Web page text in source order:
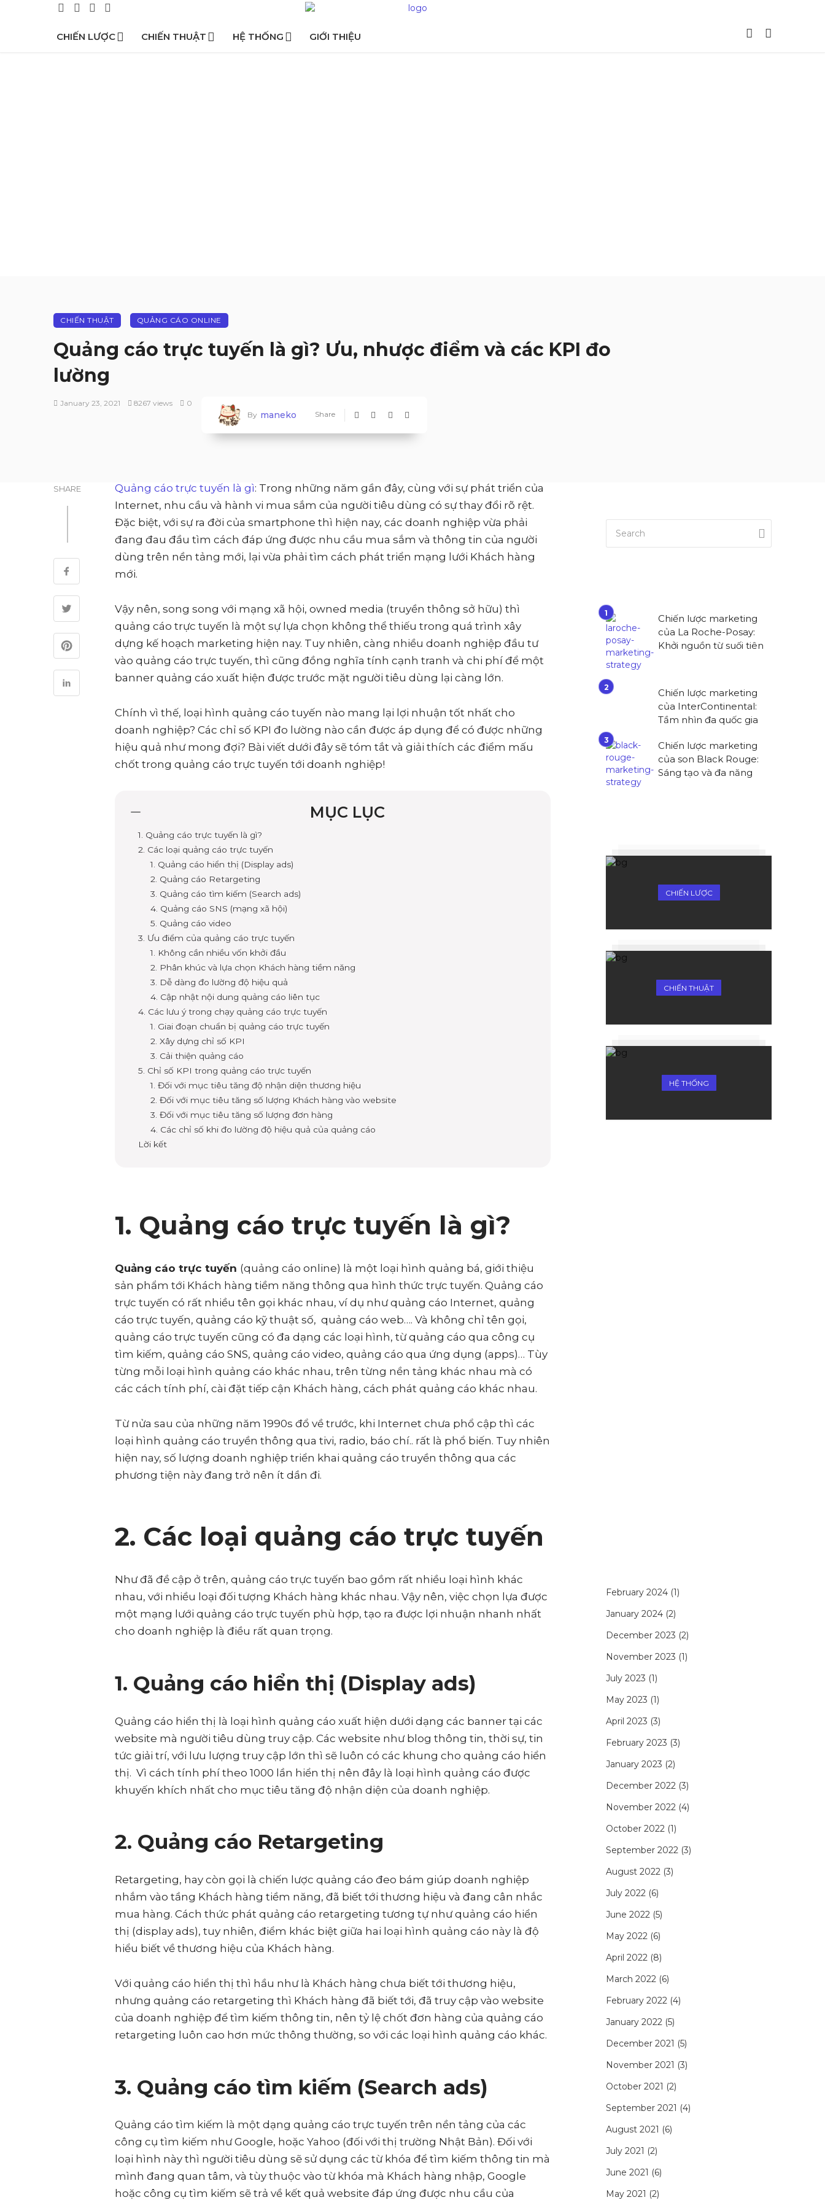
CHIẾN LƯỢC CHIẾN THUẬT HỆ THỐNG GIỚI THIỆU
CHIẾN THUẬT QUẢNG CÁO ONLINE
Quảng cáo trực tuyến là gì? Ưu, nhược điểm và các KPI đo
lường
January 23, 2021 8267 views
0
By maneko Share
SHARE Quảng cáo trực tuyến là gì: Trong những năm gần đây, cùng với sự phát triển của
Internet, nhu cầu và hành vi mua sắm của người tiêu dùng có sự thay đổi rõ rệt.
Đặc biệt, với sự ra đời của smartphone thì hiện nay, các doanh nghiệp vừa phải
đang đau đầu tìm cách đáp ứng được nhu cầu mua sắm và thông tin của người
dùng trên nền tảng mới, lại vừa phải tìm cách phát triển mạng lưới Khách hàng
mới.
Vậy nên, song song với mạng xã hội, owned media (truyền thông sở hữu) thì
quảng cáo trực tuyến là một sự lựa chọn không thể thiếu trong quá trình xây
dựng kế hoạch marketing hiện nay. Tuy nhiên, càng nhiều doanh nghiệp đầu tư
vào quảng cáo trực tuyến, thì cũng đồng nghĩa tính cạnh tranh và chi phí để một
banner quảng cáo xuất hiện được trước mặt người tiêu dùng lại càng lớn.
Chính vì thế, loại hình quảng cáo tuyến nào mang lại lợi nhuận tốt nhất cho
doanh nghiệp? Các chỉ số KPI đo lường nào cần được áp dụng để có được những
hiệu quả như mong đợi? Bài viết dưới đây sẽ tóm tắt và giải thích các điểm mấu
chốt trong quảng cáo trực tuyến tới doanh nghiệp!
MỤC LỤC
1. Quảng cáo trực tuyến là gì?
2. Các loại quảng cáo trực tuyến
1. Quảng cáo hiển thị (Display ads)
2. Quảng cáo Retargeting
3. Quảng cáo tìm kiếm (Search ads)
4. Quảng cáo SNS (mạng xã hội)
5. Quảng cáo video
3. Ưu điểm của quảng cáo trực tuyến
1. Không cần nhiều vốn khởi đầu
2. Phân khúc và lựa chọn Khách hàng tiềm năng
3. Dễ dàng đo lường độ hiệu quả
4. Cập nhật nội dung quảng cáo liên tục
4. Các lưu ý trong chạy quảng cáo trực tuyến
1. Giai đoạn chuẩn bị quảng cáo trực tuyến
2. Xây dựng chỉ số KPI
3. Cải thiện quảng cáo
5. Chỉ số KPI trong quảng cáo trực tuyến
1. Đối với mục tiêu tăng độ nhận diện thương hiệu
2. Đối với mục tiêu tăng số lượng Khách hàng vào website
3. Đối với mục tiêu tăng số lượng đơn hàng
4. Các chỉ số khi đo lường độ hiệu quả của quảng cáo
Lời kết
1. Quảng cáo trực tuyến là gì?
Quảng cáo trực tuyến (quảng cáo online) là một loại hình quảng bá, giới thiệu
sản phẩm tới Khách hàng tiềm năng thông qua hình thức trực tuyến. Quảng cáo
trực tuyến có rất nhiều tên gọi khác nhau, ví dụ như quảng cáo Internet, quảng
cáo trực tuyến, quảng cáo kỹ thuật số, quảng cáo web…. Và không chỉ tên gọi,
quảng cáo trực tuyến cũng có đa dạng các loại hình, từ quảng cáo qua công cụ
tìm kiếm, quảng cáo SNS, quảng cáo video, quảng cáo qua ứng dụng (apps)… Tùy
từng mỗi loại hình quảng cáo khác nhau, trên từng nền tảng khác nhau mà có
các cách tính phí, cài đặt tiếp cận Khách hàng, cách phát quảng cáo khác nhau.
Từ nửa sau của những năm 1990s đổ về trước, khi Internet chưa phổ cập thì các
loại hình quảng cáo truyền thông qua tivi, radio, báo chí.. rất là phổ biến. Tuy nhiên
hiện nay, số lượng doanh nghiệp triển khai quảng cáo truyền thông qua các
phương tiện này đang trở nên ít dần đi.
2. Các loại quảng cáo trực tuyến
Như đã đề cập ở trên, quảng cáo trực tuyến bao gồm rất nhiều loại hình khác
nhau, với nhiều loại đối tượng Khách hàng khác nhau. Vậy nên, việc chọn lựa được
một mạng lưới quảng cáo trực tuyến phù hợp, tạo ra được lợi nhuận nhanh nhất
cho doanh nghiệp là điều rất quan trọng.
1. Quảng cáo hiển thị (Display ads)
Quảng cáo hiển thị là loại hình quảng cáo xuất hiện dưới dạng các banner tại các
website mà người tiêu dùng truy cập. Các website như blog thông tin, thời sự, tin
tức giải trí, với lưu lượng truy cập lớn thì sẽ luôn có các khung cho quảng cáo hiển
thị. Vì cách tính phí theo 1000 lần hiển thị nên đây là loại hình quảng cáo được
khuyến khích nhất cho mục tiêu tăng độ nhận diện của doanh nghiệp.
2. Quảng cáo Retargeting
Retargeting, hay còn gọi là chiến lược quảng cáo đeo bám giúp doanh nghiệp
nhắm vào tầng Khách hàng tiềm năng, đã biết tới thương hiệu và đang cân nhắc
mua hàng. Cách thức phát quảng cáo retargeting tương tự như quảng cáo hiển
thị (display ads), tuy nhiên, điểm khác biệt giữa hai loại hình quảng cáo này là độ
hiểu biết về thương hiệu của Khách hàng.
Với quảng cáo hiển thị thì hầu như là Khách hàng chưa biết tới thương hiệu,
nhưng quảng cáo retargeting thì Khách hàng đã biết tới, đã truy cập vào website
của doanh nghiệp để tìm kiếm thông tin, nên tỷ lệ chốt đơn hàng của quảng cáo
retargeting luôn cao hơn mức thông thường, so với các loại hình quảng cáo khác.
3. Quảng cáo tìm kiếm (Search ads)
Quảng cáo tìm kiếm là một dạng quảng cáo trực tuyến trên nền tảng của các
công cụ tìm kiếm như Google, hoặc Yahoo (đối với thị trường Nhật Bản). Đối với
loại hình này thì người tiêu dùng sẽ sử dụng các từ khóa để tìm kiếm thông tin mà
mình đang quan tâm, và tùy thuộc vào từ khóa mà Khách hàng nhập, Google
hoặc công cụ tìm kiếm sẽ trả về kết quả website đáp ứng được nhu cầu của
Chiến lược marketing
của La Roche-Posay:
Khởi nguồn từ suối tiên
Chiến lược marketing
của InterContinental:
Tầm nhìn đa quốc gia
Chiến lược marketing
của son Black Rouge:
Sáng tạo và đa năng
CHIẾN LƯỢC
CHIẾN THUẬT
HỆ THỐNG
February 2024 (1)
January 2024 (2)
December 2023 (2)
November 2023 (1)
July 2023 (1)
May 2023 (1)
April 2023 (3)
February 2023 (3)
January 2023 (2)
December 2022 (3)
November 2022 (4)
October 2022 (1)
September 2022 (3)
August 2022 (3)
July 2022 (6)
June 2022 (5)
May 2022 (6)
April 2022 (8)
March 2022 (6)
February 2022 (4)
January 2022 (5)
December 2021 (5)
November 2021 (3)
October 2021 (2)
September 2021 (4)
August 2021 (6)
July 2021 (2)
June 2021 (6)
May 2021 (2)